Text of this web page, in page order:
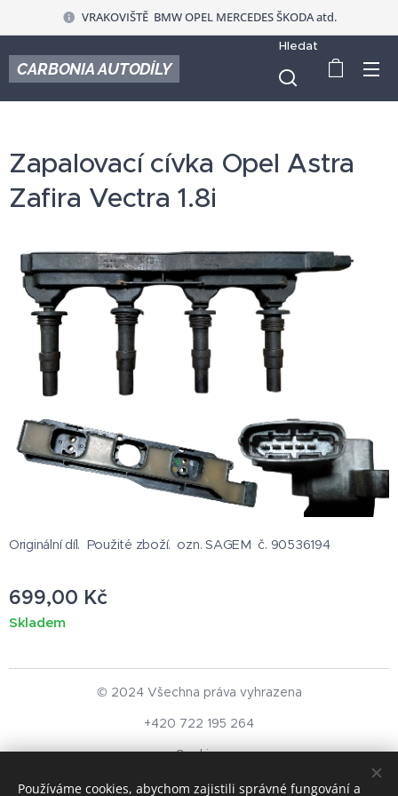
VRAKOVIŠTĚ BMW OPEL MERCEDES ŠKODA atd.
CARBONIA AUTODÍLY
Hledat
Zapalovací cívka Opel Astra
Zafira Vectra 1.8i
Originální díl. Použité zboží. ozn. SAGEM č. 90536194
699,00 Kč
Skladem
© 2024 Všechna práva vyhrazena
+420 722 195 264
Cookies
Měna
Používáme cookies, abychom zajistili správné fungování a